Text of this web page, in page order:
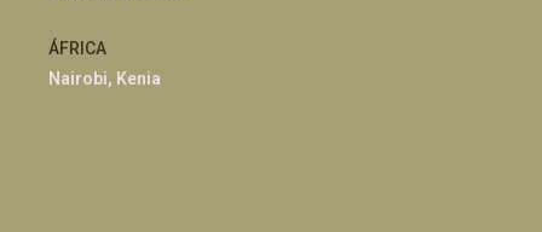
ÁFRICA
Nairobi, Kenia